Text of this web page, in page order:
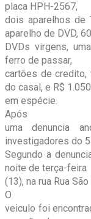
placa HPH-2567,
dois aparelhos de
aparelho de DVD,
DVDs virgens,
ferro de passar,
cartões de credito,
do casal, e R$
em espécie.
Após
uma denuncia
investigadores do
Segundo a
noite de terça-feira
(13), na rua Rua
O
veiculo foi